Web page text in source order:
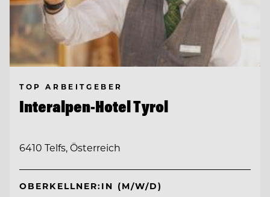
TOP ARBEITGEBER
Interalpen-Hotel Tyrol
6410 Telfs, Österreich
OBERKELLNER:IN (M/W/D)